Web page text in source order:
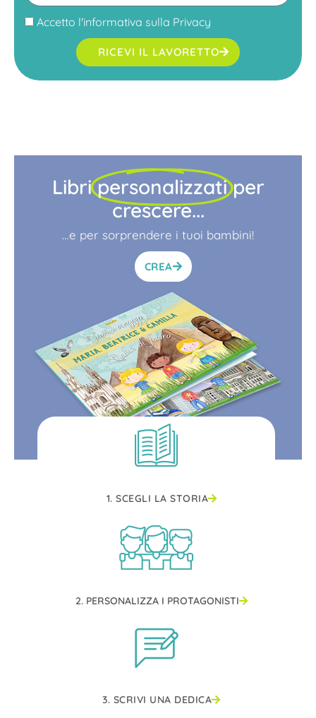
Accetto l'informativa sulla Privacy
RICEVI IL LAVORETTO
Libri personalizzati per
crescere...
…e per sorprendere i tuoi bambini!
CREA
1. SCEGLI LA STORIA
2. PERSONALIZZA I PROTAGONISTI
3. SCRIVI UNA DEDICA